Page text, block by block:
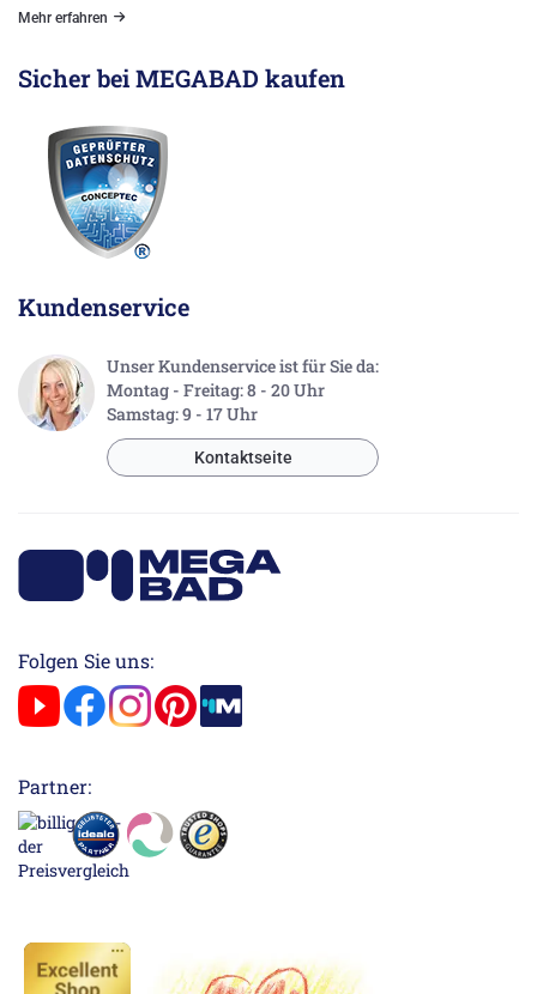
Mehr erfahren
Sicher bei MEGABAD kaufen
Kundenservice
Unser Kundenservice ist für Sie da:
Montag - Freitag: 8 - 20 Uhr
Samstag: 9 - 17 Uhr
Kontaktseite
Folgen Sie uns:
Partner: